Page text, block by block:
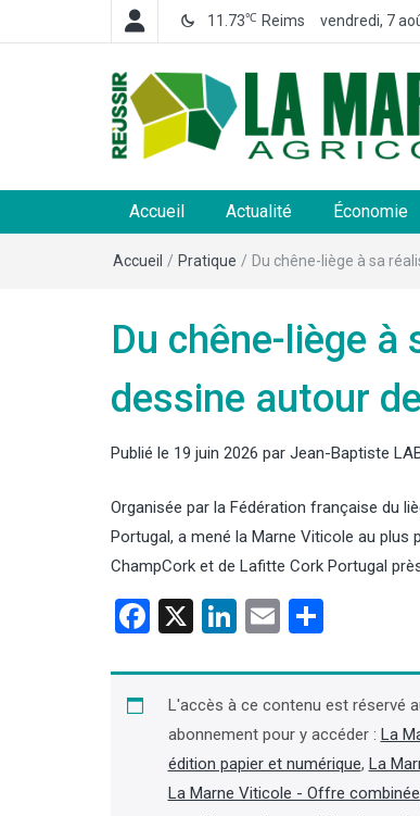
11.73℃ Reims vendredi, 7
La Marne
et rurales
Accueil Actualité Économie
Accueil / Pratique / Du chêne-liège à sa
Du chêne-liège à
dessine autour
Publié le 19 juin 2026 par Jean-Baptiste
Organisée par la Fédération française du
Portugal, a mené la Marne Viticole au plus
ChampCork et de Lafitte Cork Portugal
Facebook
X LinkedIn
Email
L'accès à ce contenu est réservé
abonnement pour y accéder : La
édition papier et numérique, La
La Marne Viticole - Offre
pas d'accord avec
mais s'est refinancé
de champagne Maison
fortement endettée, a
nouveau navire
mer Noire
La Russie a visé un
pavillon de la Guinée-
de blé ukrainien en mer
contexte où l’Ukraine et la